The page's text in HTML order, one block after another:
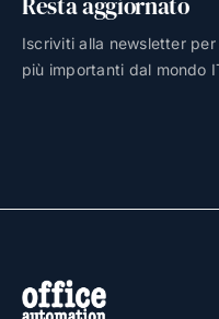
Iscriviti alla newsletter
più importanti dal mondo